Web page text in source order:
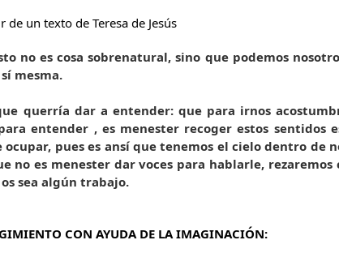
un texto de Teresa de Jesús
no es cosa sobrenatural, sino que podemos
mesma.
querría dar a entender: que para irnos
entender , es menester recoger estos sentidos
ocupar, pues es ansí que tenemos el cielo dentro de
no es menester dar voces para hablarle,
sea algún trabajo.
CON AYUDA DE LA IMAGINACIÓN: